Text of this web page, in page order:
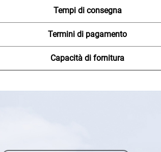
Tempi di consegna
Termini di pagamento
Capacità di fornitura